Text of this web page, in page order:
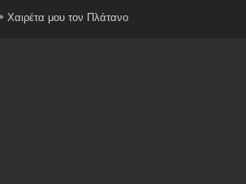
Χαιρέτα μου τον Πλάτανο